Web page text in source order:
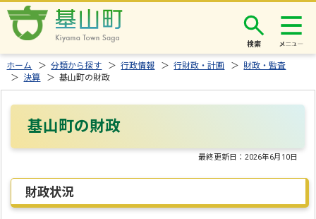
検索
ホーム ＞分類から探す ＞行政情報 ＞行財政・計画 ＞ 財政・監査
＞ 決算 ＞ 基山町の財政
基山町の財政
最終更新日：2026年6月10日
財政状況